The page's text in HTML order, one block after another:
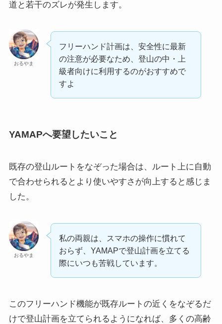
道と若干のズレが発生します。
おるやま
フリーハンド計画は、安全性に最新
の注意が必要なため、登山の中・上
級者向けに利用するのがおすすめで
すよ
YAMAPへ要望したいこと
既存の登山ルートをなぞった場合は、ルート上に自動
で合わせられるとより使いやすさが向上すると感じま
した。
おるやま
私の両親は、スマホの操作に慣れて
おらず、YAMAPで登山計画を立てる
際にいつも苦戦しています。
このフリーハンド機能が既存ルートの近くをなぞるだ
けで登山計画を立てられるようになれば、多くの高齢